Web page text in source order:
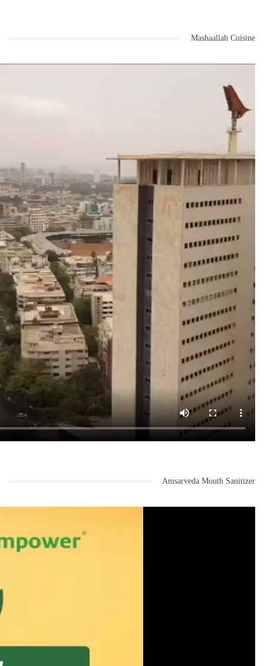
Mashaallah Cuisine
Amsarveda Mouth Sanitizer